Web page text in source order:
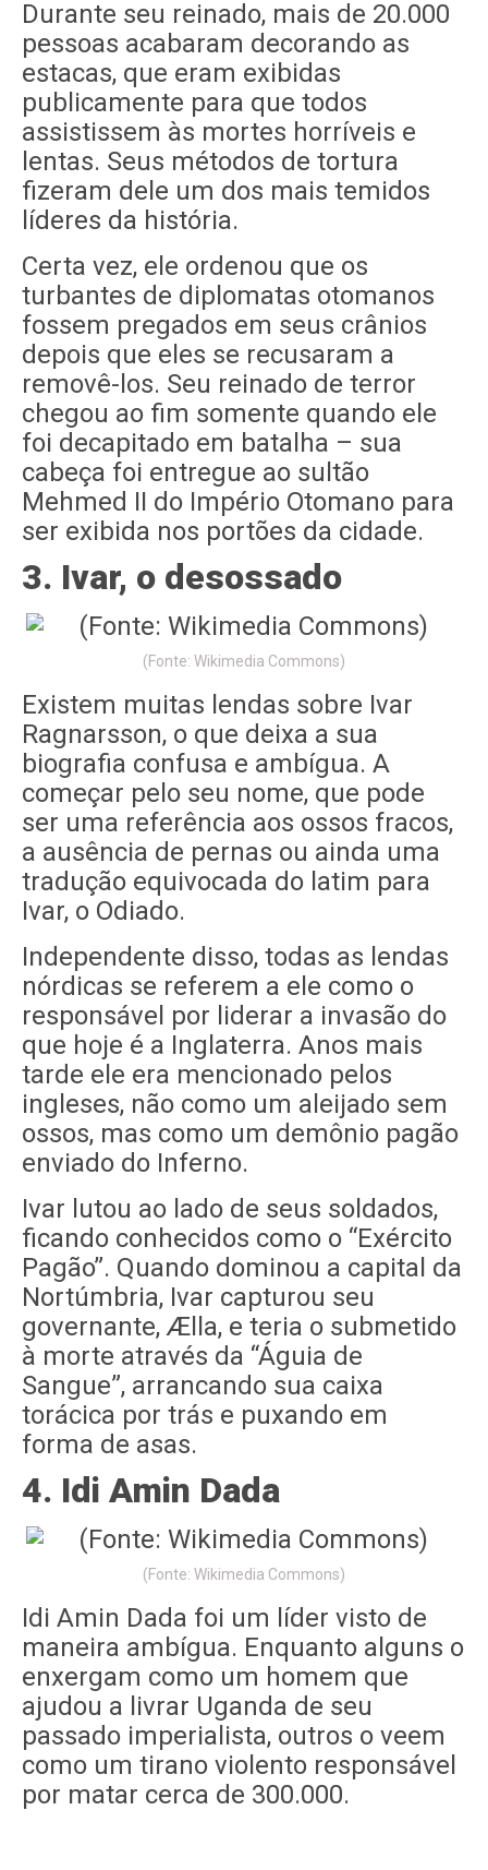
Durante seu reinado, mais de 20.000
pessoas acabaram decorando as
estacas, que eram exibidas
publicamente para que todos
assistissem às mortes horríveis e
lentas. Seus métodos de tortura
fizeram dele um dos mais temidos
líderes da história.
Certa vez, ele ordenou que os
turbantes de diplomatas otomanos
fossem pregados em seus crânios
depois que eles se recusaram a
removê-los. Seu reinado de terror
chegou ao fim somente quando ele
foi decapitado em batalha – sua
cabeça foi entregue ao sultão
Mehmed II do Império Otomano para
ser exibida nos portões da cidade.
3. Ivar, o desossado
(Fonte: Wikimedia Commons)
Existem muitas lendas sobre Ivar
Ragnarsson, o que deixa a sua
biografia confusa e ambígua. A
começar pelo seu nome, que pode
ser uma referência aos ossos fracos,
a ausência de pernas ou ainda uma
tradução equivocada do latim para
Ivar, o Odiado.
Independente disso, todas as lendas
nórdicas se referem a ele como o
responsável por liderar a invasão do
que hoje é a Inglaterra. Anos mais
tarde ele era mencionado pelos
ingleses, não como um aleijado sem
ossos, mas como um demônio pagão
enviado do Inferno.
Ivar lutou ao lado de seus soldados,
ficando conhecidos como o “Exército
Pagão”. Quando dominou a capital da
Nortúmbria, Ivar capturou seu
governante, Ælla, e teria o submetido
à morte através da “Águia de
Sangue”, arrancando sua caixa
torácica por trás e puxando em
forma de asas.
4. Idi Amin Dada
(Fonte: Wikimedia Commons)
Idi Amin Dada foi um líder visto de
maneira ambígua. Enquanto alguns o
enxergam como um homem que
ajudou a livrar Uganda de seu
passado imperialista, outros o veem
como um tirano violento responsável
por matar cerca de 300.000.